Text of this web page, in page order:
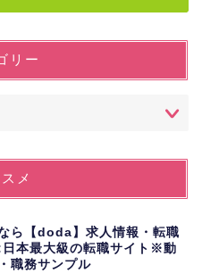
リー
メ
ら【doda】求人情報・転職
本最大級の転職サイト※動
職務サンプル